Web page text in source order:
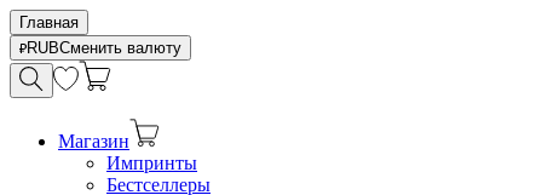
Главная
RUBСменить валюту
Магазин
Импринты
Бестселлеры